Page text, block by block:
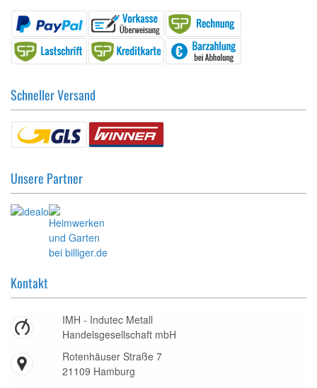
Schneller Versand
Unsere Partner
Kontakt
IMH - Indutec Metall
Handelsgesellschaft mbH
Rotenhäuser Straße 7
21109 Hamburg